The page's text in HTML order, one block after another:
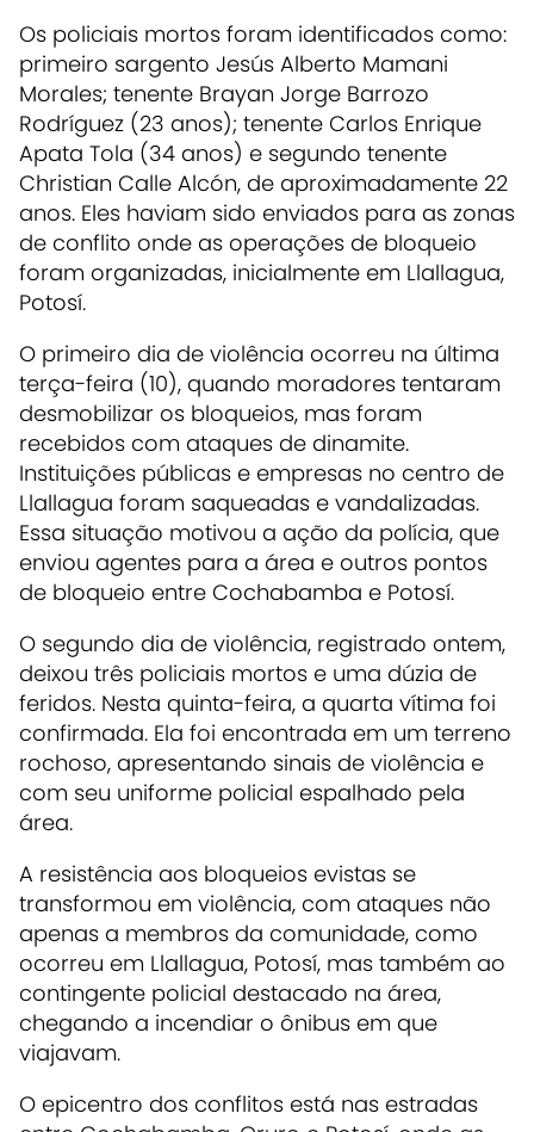
Os policiais mortos foram identificados como:
primeiro sargento Jesús Alberto Mamani
Morales; tenente Brayan Jorge Barrozo
Rodríguez (23 anos); tenente Carlos Enrique
Apata Tola (34 anos) e segundo tenente
Christian Calle Alcón, de aproximadamente 22
anos. Eles haviam sido enviados para as zonas
de conflito onde as operações de bloqueio
foram organizadas, inicialmente em Llallagua,
Potosí.
O primeiro dia de violência ocorreu na última
terça-feira (10), quando moradores tentaram
desmobilizar os bloqueios, mas foram
recebidos com ataques de dinamite.
Instituições públicas e empresas no centro de
Llallagua foram saqueadas e vandalizadas.
Essa situação motivou a ação da polícia, que
enviou agentes para a área e outros pontos
de bloqueio entre Cochabamba e Potosí.
O segundo dia de violência, registrado ontem,
deixou três policiais mortos e uma dúzia de
feridos. Nesta quinta-feira, a quarta vítima foi
confirmada. Ela foi encontrada em um terreno
rochoso, apresentando sinais de violência e
com seu uniforme policial espalhado pela
área.
A resistência aos bloqueios evistas se
transformou em violência, com ataques não
apenas a membros da comunidade, como
ocorreu em Llallagua, Potosí, mas também ao
contingente policial destacado na área,
chegando a incendiar o ônibus em que
viajavam.
O epicentro dos conflitos está nas estradas